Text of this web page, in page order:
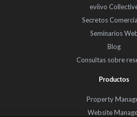
eviivo
Secretos
Seminarios
Blog
Consultas sobre
Productos
Property
Website